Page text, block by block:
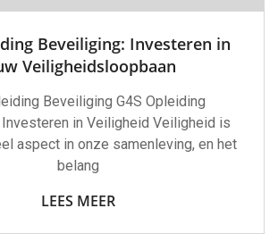
Beveiliging: Investeren in
Veiligheidsloopbaan
Beveiliging G4S Opleiding
in Veiligheid Veiligheid is
aspect in onze samenleving, en het
belang
LEES MEER